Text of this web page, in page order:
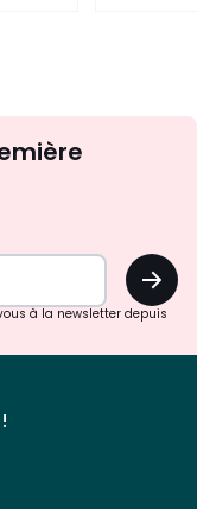
OK
à la newsletter depuis